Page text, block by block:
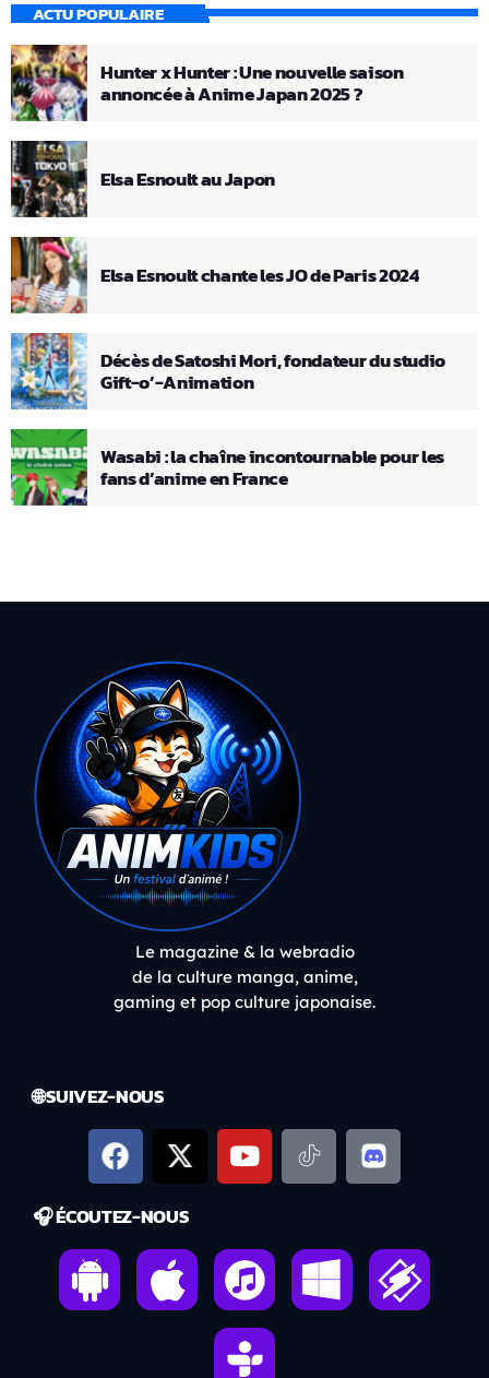
ACTU POPULAIRE
Hunter x Hunter : Une nouvelle saison
annoncée à Anime Japan 2025 ?
Elsa Esnoult au Japon
Elsa Esnoult chante les JO de Paris 2024
Décès de Satoshi Mori, fondateur du studio
Gift-o’-Animation
Wasabi : la chaîne incontournable pour les
fans d’anime en France
Le magazine & la webradio
de la culture manga, anime,
gaming et pop culture japonaise.
🌐 SUIVEZ-NOUS
🎧 ÉCOUTEZ-NOUS